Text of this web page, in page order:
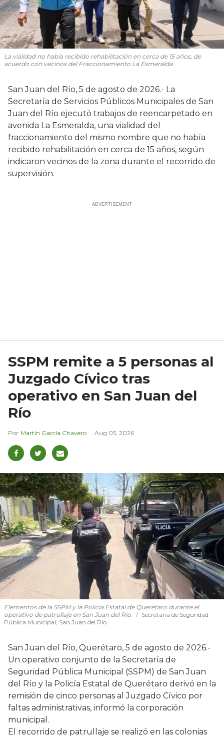
La vialidad no había recibido rehabilitación en cerca de 15 años, de
acuerdo con vecinos del Fraccionamiento La Esmeralda.
San Juan del Río, 5 de agosto de 2026.- La
Secretaría de Servicios Públicos Municipales de San
Juan del Río ejecutó trabajos de reencarpetado en
avenida La Esmeralda, una vialidad del
fraccionamiento del mismo nombre que no había
recibido rehabilitación en cerca de 15 años, según
indicaron vecinos de la zona durante el recorrido de
supervisión.
SSPM remite a 5 personas al
Juzgado Cívico tras
operativo en San Juan del
Río
Martín García Chavero Aug 05, 2026
Elementos de la SSPM y la Policía Estatal de Querétaro durante el
operativo de patrullaje en San Juan del Río.
Secretaría de Seguridad
Pública Municipal, San Juan del Río
San Juan del Río, Querétaro, 5 de agosto de 2026.-
Un operativo conjunto de la Secretaría de
Seguridad Pública Municipal (SSPM) de San Juan
del Río y la Policía Estatal de Querétaro derivó en la
remisión de cinco personas al Juzgado Cívico por
faltas administrativas, informó la corporación
municipal.
El recorrido de patrullaje se realizó en las colonias